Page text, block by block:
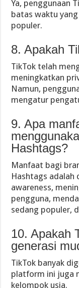
Ya, penggunaan
batas waktu
populer.
8. Apakah
TikTok telah
meningkatkan
Namun,
mengatur
9. Apa
Hashtags?
Manfaat bagi
Hashtags
awareness,
pengguna,
sedang populer,
10. Apakah
generasi
TikTok banyak
platform ini juga
kelompok usia.